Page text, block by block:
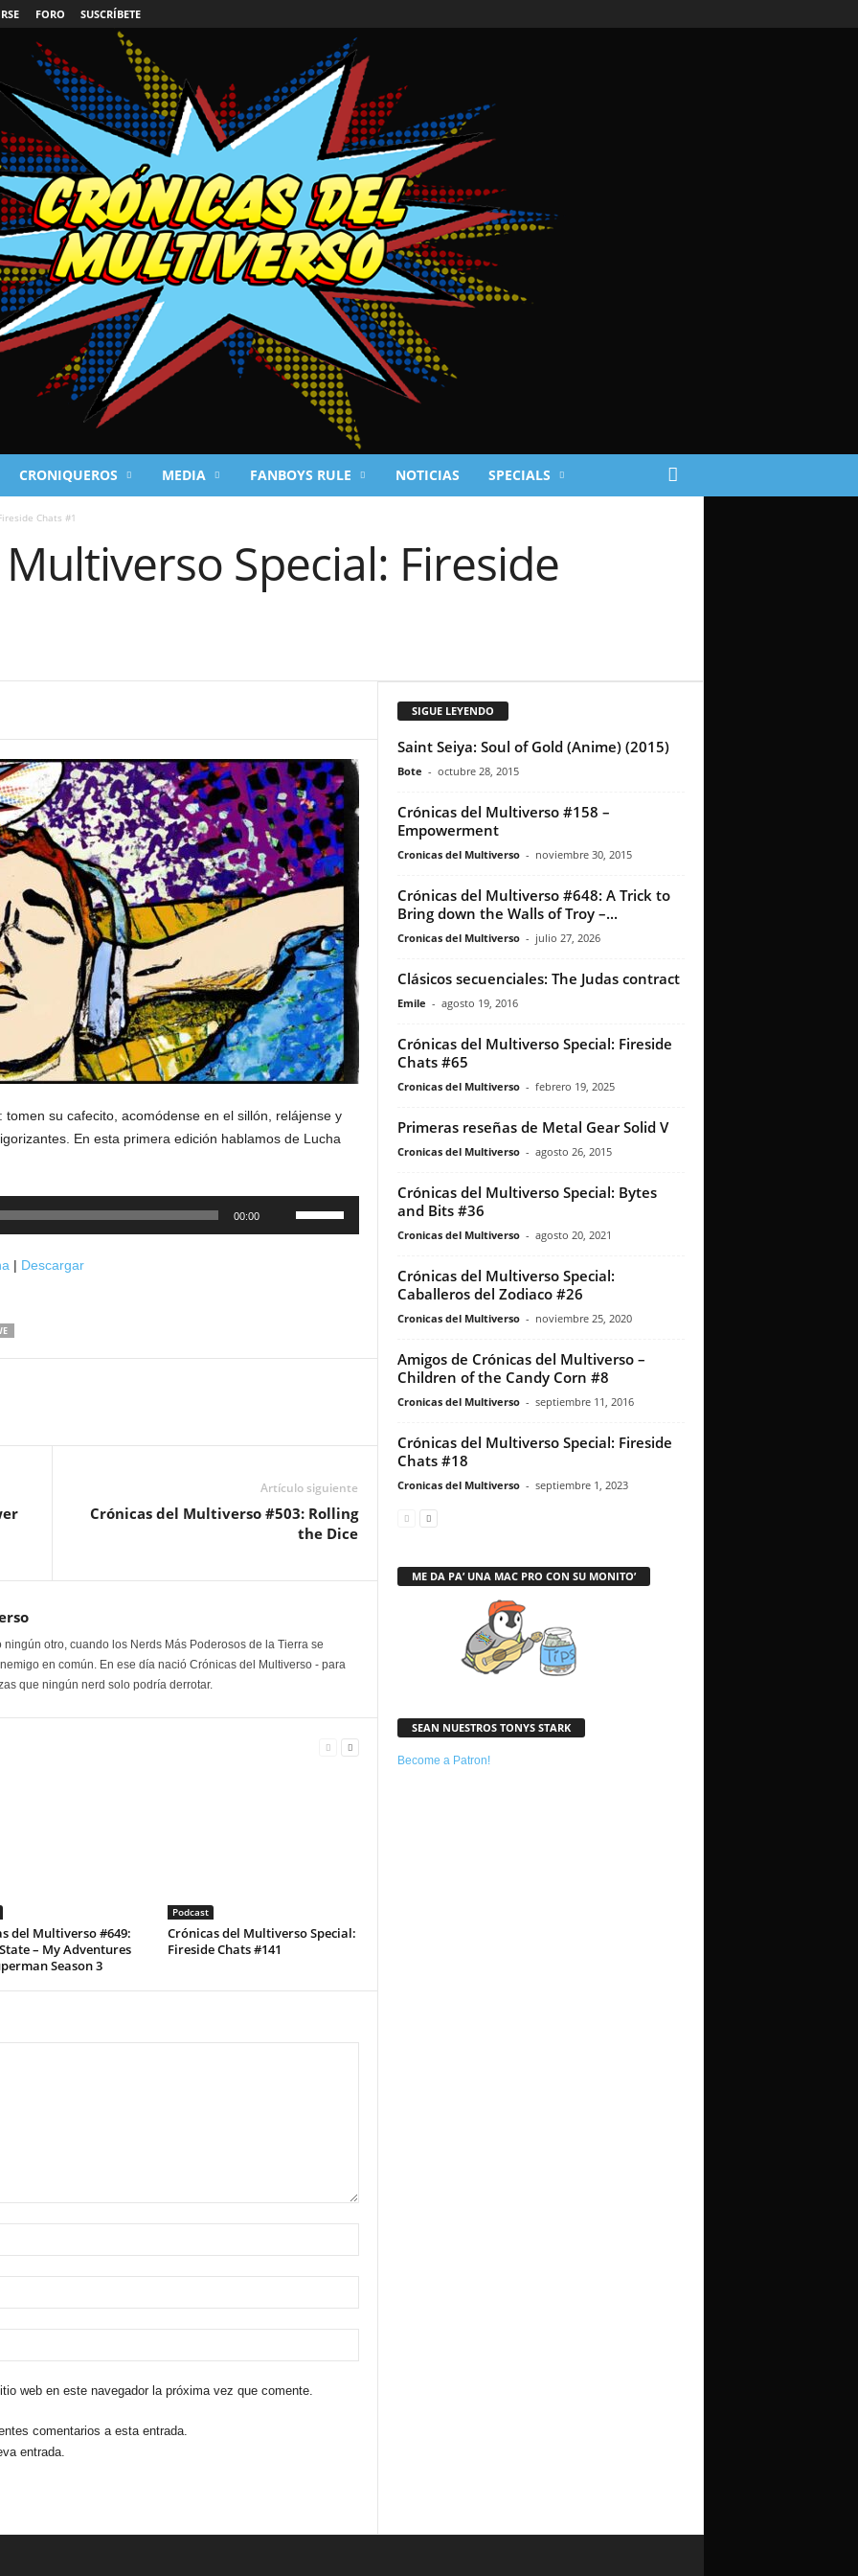
FORO SUSCRÍBETE
CRONIQUEROS MEDIA FANBOYS RULE NOTICIAS SPECIALS
Chats #1
Special: Fireside
su cafecito, acomódense en el sillón, relájense y
En esta primera edición hablamos de Lucha
00:00
| Descargar
Artículo siguiente
Crónicas del Multiverso #503: Rolling
the Dice
ningún otro, cuando los Nerds Más Poderosos de la Tierra se
en común. En ese día nació Crónicas del Multiverso - para
que ningún nerd solo podría derrotar.
del Multiverso #649:
– My Adventures
Season 3
Podcast
Crónicas del Multiverso Special:
Fireside Chats #141
web en este navegador la próxima vez que comente.
comentarios a esta entrada.
entrada.
SIGUE LEYENDO
Saint Seiya: Soul of Gold (Anime) (2015)
Bote - octubre 28, 2015
Crónicas del Multiverso #158 –
Empowerment
Cronicas del Multiverso - noviembre 30, 2015
Crónicas del Multiverso #648: A Trick to
Bring down the Walls of Troy –...
Cronicas del Multiverso - julio 27, 2026
Clásicos secuenciales: The Judas contract
Emile - agosto 19, 2016
Crónicas del Multiverso Special: Fireside
Chats #65
Cronicas del Multiverso - febrero 19, 2025
Primeras reseñas de Metal Gear Solid V
Cronicas del Multiverso - agosto 26, 2015
Crónicas del Multiverso Special: Bytes
and Bits #36
Cronicas del Multiverso - agosto 20, 2021
Crónicas del Multiverso Special:
Caballeros del Zodiaco #26
Cronicas del Multiverso - noviembre 25, 2020
Amigos de Crónicas del Multiverso –
Children of the Candy Corn #8
Cronicas del Multiverso - septiembre 11, 2016
Crónicas del Multiverso Special: Fireside
Chats #18
Cronicas del Multiverso - septiembre 1, 2023
ME DA PA’ UNA MAC PRO CON SU MONITO’
SEAN NUESTROS TONYS STARK
Become a Patron!